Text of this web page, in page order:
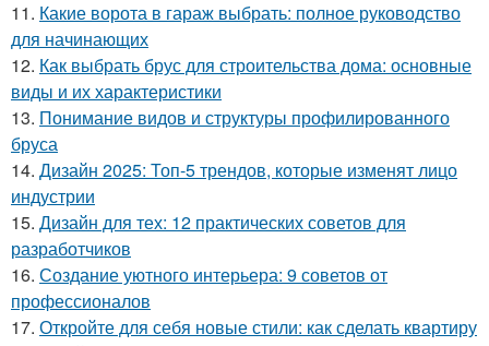
11. Какие ворота в гараж выбрать: полное руководство
для начинающих
12. Как выбрать брус для строительства дома: основные
виды и их характеристики
13. Понимание видов и структуры профилированного
бруса
14. Дизайн 2025: Топ-5 трендов, которые изменят лицо
индустрии
15. Дизайн для тех: 12 практических советов для
разработчиков
16. Создание уютного интерьера: 9 советов от
профессионалов
17. Откройте для себя новые стили: как сделать квартиру